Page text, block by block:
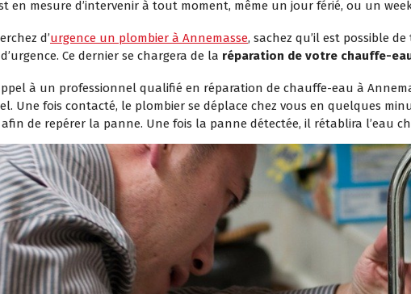
en mesure d’intervenir à tout moment, même un jour férié, ou un
d’urgence un plombier à Annemasse, sachez qu’il est possible
Ce dernier se chargera de la réparation de votre chauffe-
à un professionnel qualifié en réparation de chauffe-eau à
Une fois contacté, le plombier se déplace chez vous en quelques
de repérer la panne. Une fois la panne détectée, il rétablira l’eau